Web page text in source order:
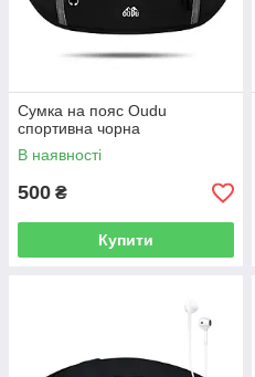
Сумка на пояс Oudu
спортивна чорна
В наявності
500 ₴
Купити